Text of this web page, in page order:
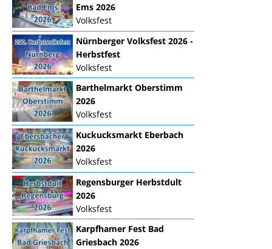
Ems 2026
Volksfest
Nürnberger Volksfest 2026 -
Herbstfest
Volksfest
Barthelmarkt Oberstimm
2026
Volksfest
Kuckucksmarkt Eberbach
2026
Volksfest
Regensburger Herbstdult
2026
Volksfest
Karpfhamer Fest Bad
Griesbach 2026